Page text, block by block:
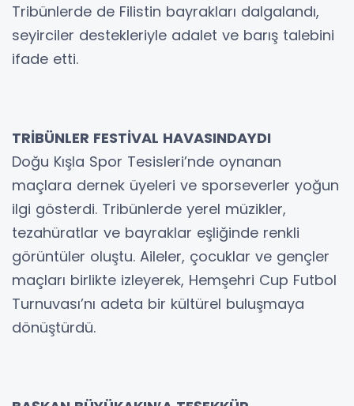
Tribünlerde de Filistin bayrakları dalgalandı,
seyirciler destekleriyle adalet ve barış talebini
ifade etti.
TRİBÜNLER FESTİVAL HAVASINDAYDI
Doğu Kışla Spor Tesisleri’nde oynanan
maçlara dernek üyeleri ve sporseverler yoğun
ilgi gösterdi. Tribünlerde yerel müzikler,
tezahüratlar ve bayraklar eşliğinde renkli
görüntüler oluştu. Aileler, çocuklar ve gençler
maçları birlikte izleyerek, Hemşehri Cup Futbol
Turnuvası’nı adeta bir kültürel buluşmaya
dönüştürdü.